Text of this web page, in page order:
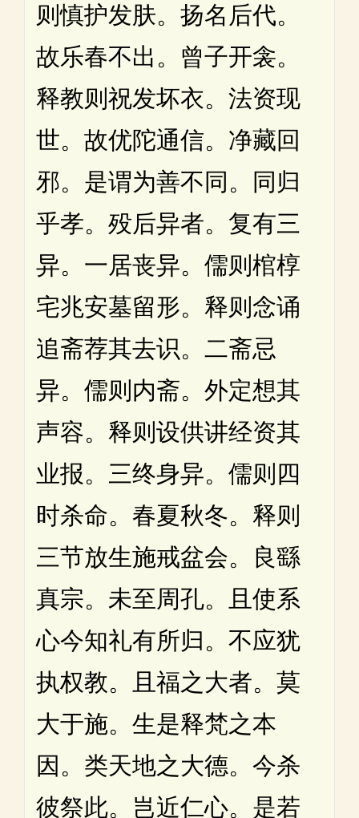
则慎护发肤。扬名后代。
故乐春不出。曾子开衾。
释教则祝发坏衣。法资现
世。故优陀通信。净藏回
邪。是谓为善不同。同归
乎孝。殁后异者。复有三
异。一居丧异。儒则棺椁
宅兆安墓留形。释则念诵
追斋荐其去识。二斋忌
异。儒则内斋。外定想其
声容。释则设供讲经资其
业报。三终身异。儒则四
时杀命。春夏秋冬。释则
三节放生施戒盆会。良繇
真宗。未至周孔。且使系
心今知礼有所归。不应犹
执权教。且福之大者。莫
大于施。生是释梵之本
因。类天地之大德。今杀
彼祭此。岂近仁心。是若